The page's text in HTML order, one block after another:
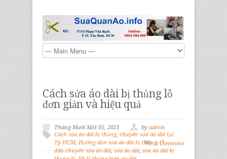
Cách sửa áo dài bị thủng lỗ
đơn giản và hiệu quả
Tháng Mười Một 05, 2021 by admin
Cách sửa áo dài bị thủng, chuyên sửa áo dài tại
Tp HCM, Hướng dẫn sửa áo dài bị thủng, Ở
đâu chuyên sửa áo dài, sửa áo dài, sửa áo dài bị
0 Comment